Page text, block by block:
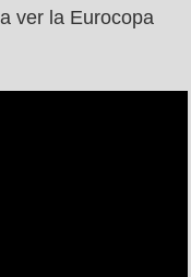
ver la Eurocopa